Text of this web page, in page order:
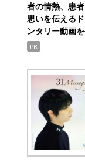
者の情熱、患
思いを伝える
ンタリー動画
PR